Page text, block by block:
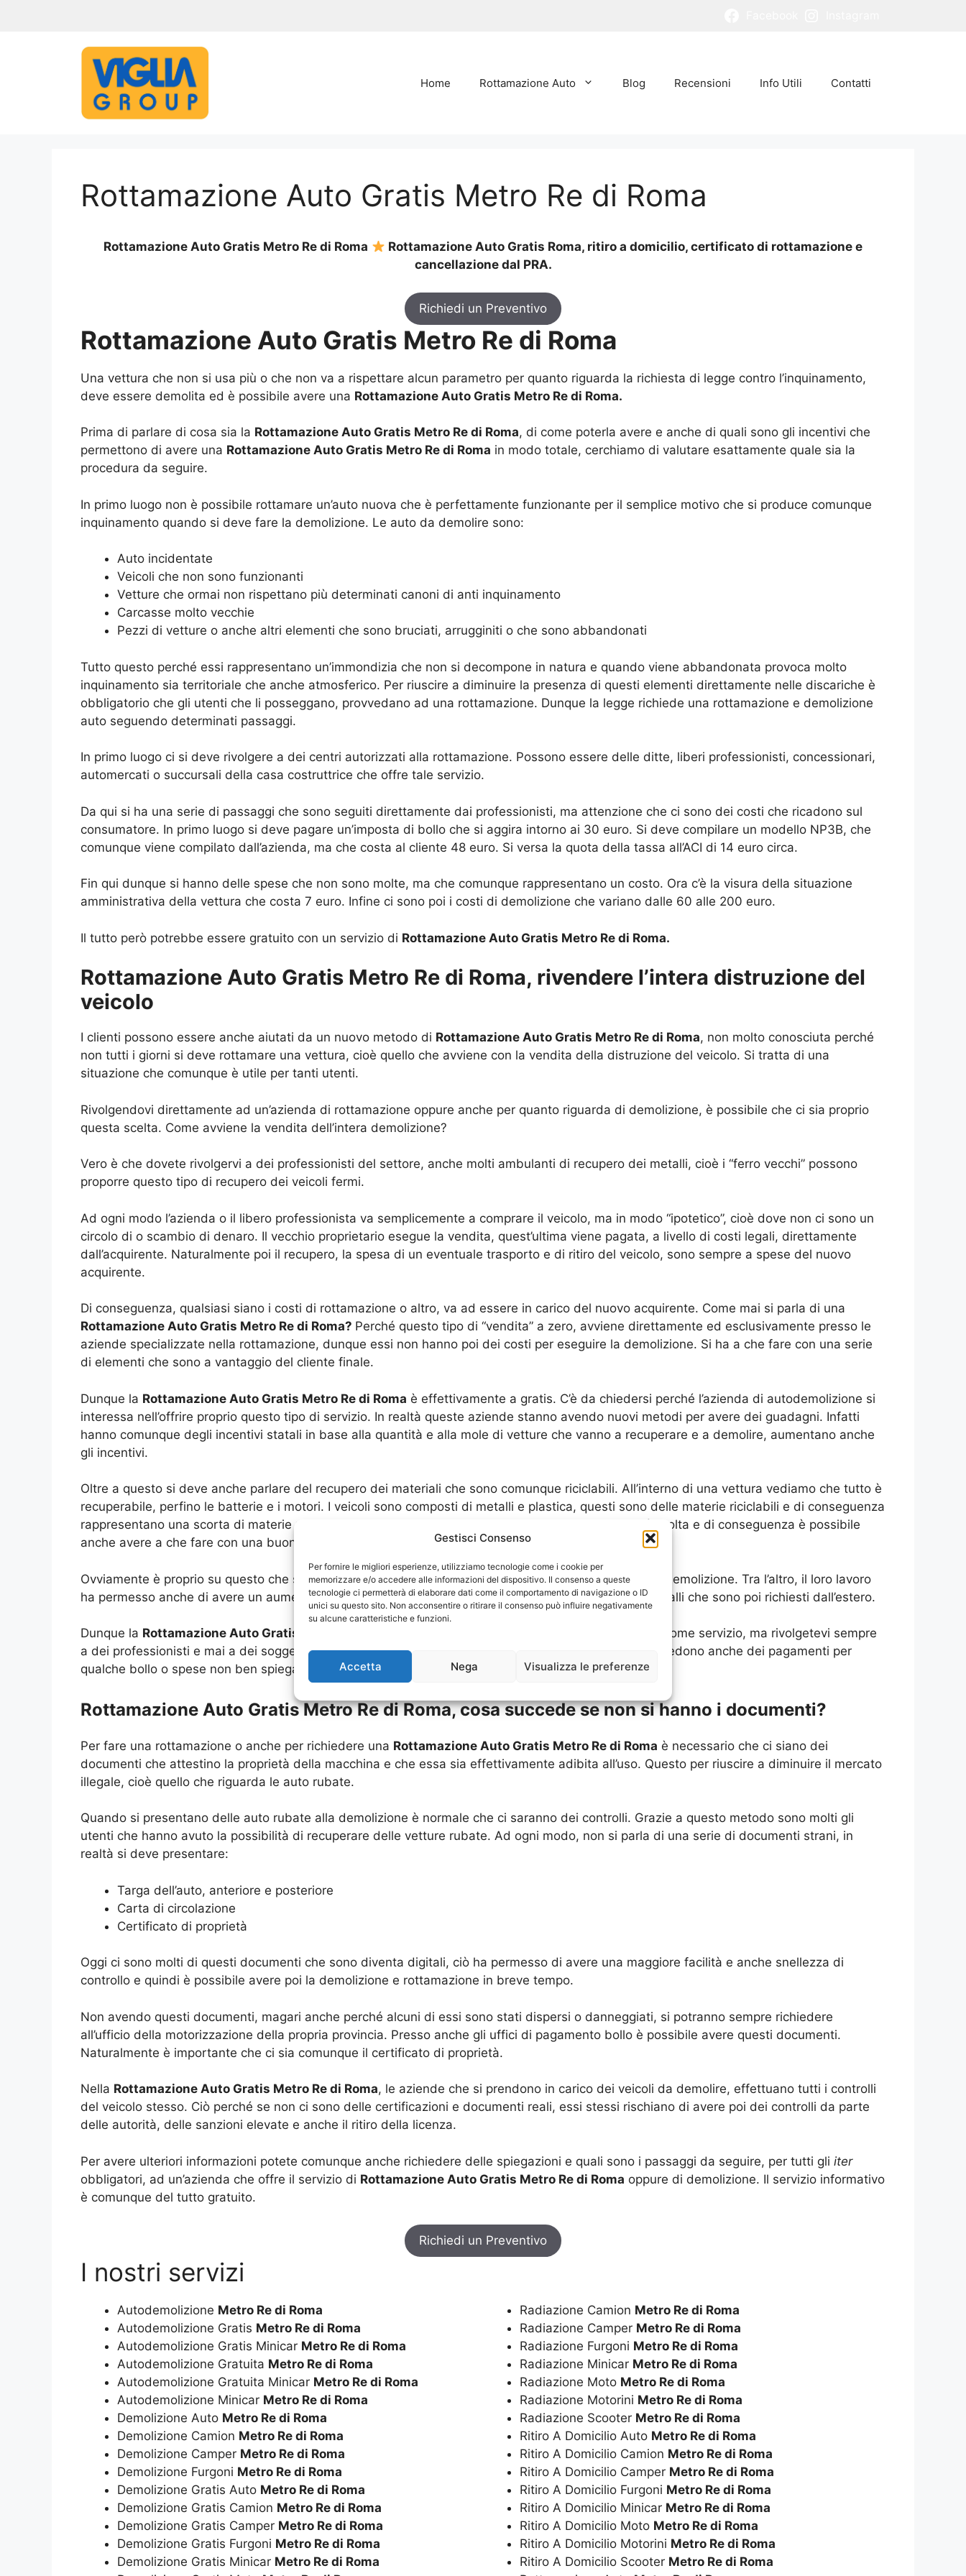
Gestisci Consenso
Per fornire le migliori esperienze, utilizziamo tecnologie come i cookie per
memorizzare e/o accedere alle informazioni del dispositivo. Il consenso a queste
tecnologie ci permetterà di elaborare dati come il comportamento di navigazione o ID
unici su questo sito. Non acconsentire o ritirare il consenso può influire negativamente
su alcune caratteristiche e funzioni.
Accetta Nega Visualizza le preferenze
Home Rottamazione Auto Blog Recensioni Info Utili Contatti
Rottamazione Auto Gratis Metro Re di Roma
Rottamazione Auto Gratis Metro Re di Roma
Rottamazione Auto Gratis Roma, ritiro a domicilio, certificato di rottamazione e
cancellazione dal PRA.
Richiedi un Preventivo
Rottamazione Auto Gratis Metro Re di Roma
Una vettura che non si usa più o che non va a rispettare alcun parametro per quanto riguarda la richiesta di legge contro l’inquinamento,
deve essere demolita ed è possibile avere una Rottamazione Auto Gratis Metro Re di Roma.
Prima di parlare di cosa sia la Rottamazione Auto Gratis Metro Re di Roma, di come poterla avere e anche di quali sono gli incentivi che
permettono di avere una Rottamazione Auto Gratis Metro Re di Roma in modo totale, cerchiamo di valutare esattamente quale sia la
procedura da seguire.
In primo luogo non è possibile rottamare un’auto nuova che è perfettamente funzionante per il semplice motivo che si produce comunque
inquinamento quando si deve fare la demolizione. Le auto da demolire sono:
Auto incidentate
Veicoli che non sono funzionanti
Vetture che ormai non rispettano più determinati canoni di anti inquinamento
Carcasse molto vecchie
Pezzi di vetture o anche altri elementi che sono bruciati, arrugginiti o che sono abbandonati
Tutto questo perché essi rappresentano un’immondizia che non si decompone in natura e quando viene abbandonata provoca molto
inquinamento sia territoriale che anche atmosferico. Per riuscire a diminuire la presenza di questi elementi direttamente nelle discariche è
obbligatorio che gli utenti che li posseggano, provvedano ad una rottamazione. Dunque la legge richiede una rottamazione e demolizione
auto seguendo determinati passaggi.
In primo luogo ci si deve rivolgere a dei centri autorizzati alla rottamazione. Possono essere delle ditte, liberi professionisti, concessionari,
automercati o succursali della casa costruttrice che offre tale servizio.
Da qui si ha una serie di passaggi che sono seguiti direttamente dai professionisti, ma attenzione che ci sono dei costi che ricadono sul
consumatore. In primo luogo si deve pagare un’imposta di bollo che si aggira intorno ai 30 euro. Si deve compilare un modello NP3B, che
comunque viene compilato dall’azienda, ma che costa al cliente 48 euro. Si versa la quota della tassa all’ACI di 14 euro circa.
Fin qui dunque si hanno delle spese che non sono molte, ma che comunque rappresentano un costo. Ora c’è la visura della situazione
amministrativa della vettura che costa 7 euro. Infine ci sono poi i costi di demolizione che variano dalle 60 alle 200 euro.
Il tutto però potrebbe essere gratuito con un servizio di Rottamazione Auto Gratis Metro Re di Roma.
Rottamazione Auto Gratis Metro Re di Roma, rivendere l’intera distruzione del
veicolo
I clienti possono essere anche aiutati da un nuovo metodo di Rottamazione Auto Gratis Metro Re di Roma, non molto conosciuta perché
non tutti i giorni si deve rottamare una vettura, cioè quello che avviene con la vendita della distruzione del veicolo. Si tratta di una
situazione che comunque è utile per tanti utenti.
Rivolgendovi direttamente ad un’azienda di rottamazione oppure anche per quanto riguarda di demolizione, è possibile che ci sia proprio
questa scelta. Come avviene la vendita dell’intera demolizione?
Vero è che dovete rivolgervi a dei professionisti del settore, anche molti ambulanti di recupero dei metalli, cioè i “ferro vecchi” possono
proporre questo tipo di recupero dei veicoli fermi.
Ad ogni modo l’azienda o il libero professionista va semplicemente a comprare il veicolo, ma in modo “ipotetico”, cioè dove non ci sono un
circolo di o scambio di denaro. Il vecchio proprietario esegue la vendita, quest’ultima viene pagata, a livello di costi legali, direttamente
dall’acquirente. Naturalmente poi il recupero, la spesa di un eventuale trasporto e di ritiro del veicolo, sono sempre a spese del nuovo
acquirente.
Di conseguenza, qualsiasi siano i costi di rottamazione o altro, va ad essere in carico del nuovo acquirente. Come mai si parla di una
Rottamazione Auto Gratis Metro Re di Roma? Perché questo tipo di “vendita” a zero, avviene direttamente ed esclusivamente presso le
aziende specializzate nella rottamazione, dunque essi non hanno poi dei costi per eseguire la demolizione. Si ha a che fare con una serie
di elementi che sono a vantaggio del cliente finale.
Dunque la Rottamazione Auto Gratis Metro Re di Roma è effettivamente a gratis. C’è da chiedersi perché l’azienda di autodemolizione si
interessa nell’offrire proprio questo tipo di servizio. In realtà queste aziende stanno avendo nuovi metodi per avere dei guadagni. Infatti
hanno comunque degli incentivi statali in base alla quantità e alla mole di vetture che vanno a recuperare e a demolire, aumentano anche
gli incentivi.
Oltre a questo si deve anche parlare del recupero dei materiali che sono comunque riciclabili. All’interno di una vettura vediamo che tutto è
recuperabile, perfino le batterie e i motori. I veicoli sono composti di metalli e plastica, questi sono delle materie riciclabili e di conseguenza
rappresentano una scorta di materie prime secondarie che hanno un florido mercato. La richiesta è molta e di conseguenza è possibile
anche avere a che fare con una buona rivalutazione economica per l’acquisto di veicoli da rottamare.
Ovviamente è proprio su questo che si riesce a garantire un valido introito da parte delle ditte di autodemolizione. Tra l’altro, il loro lavoro
ha permesso anche di avere un aumento delle esportazioni perché c’è una grande disponibilità di metalli che sono poi richiesti dall’estero.
Dunque la Rottamazione Auto Gratis Metro Re di Roma
è effettivamente qualcosa che si può avere come servizio, ma rivolgetevi sempre
a dei professionisti e mai a dei soggetti dubbi che comunque non possono darvi garanzie oppure richiedono anche dei pagamenti per
qualche bollo o spese non ben spiegate.
Rottamazione Auto Gratis Metro Re di Roma, cosa succede se non si hanno i documenti?
Per fare una rottamazione o anche per richiedere una Rottamazione Auto Gratis Metro Re di Roma è necessario che ci siano dei
documenti che attestino la proprietà della macchina e che essa sia effettivamente adibita all’uso. Questo per riuscire a diminuire il mercato
illegale, cioè quello che riguarda le auto rubate.
Quando si presentano delle auto rubate alla demolizione è normale che ci saranno dei controlli. Grazie a questo metodo sono molti gli
utenti che hanno avuto la possibilità di recuperare delle vetture rubate. Ad ogni modo, non si parla di una serie di documenti strani, in
realtà si deve presentare:
Targa dell’auto, anteriore e posteriore
Carta di circolazione
Certificato di proprietà
Oggi ci sono molti di questi documenti che sono diventa digitali, ciò ha permesso di avere una maggiore facilità e anche snellezza di
controllo e quindi è possibile avere poi la demolizione e rottamazione in breve tempo.
Non avendo questi documenti, magari anche perché alcuni di essi sono stati dispersi o danneggiati, si potranno sempre richiedere
all’ufficio della motorizzazione della propria provincia. Presso anche gli uffici di pagamento bollo è possibile avere questi documenti.
Naturalmente è importante che ci sia comunque il certificato di proprietà.
Nella Rottamazione Auto Gratis Metro Re di Roma, le aziende che si prendono in carico dei veicoli da demolire, effettuano tutti i controlli
del veicolo stesso. Ciò perché se non ci sono delle certificazioni e documenti reali, essi stessi rischiano di avere poi dei controlli da parte
delle autorità, delle sanzioni elevate e anche il ritiro della licenza.
Per avere ulteriori informazioni potete comunque anche richiedere delle spiegazioni e quali sono i passaggi da seguire, per tutti gli iter
obbligatori, ad un’azienda che offre il servizio di Rottamazione Auto Gratis Metro Re di Roma oppure di demolizione. Il servizio informativo
è comunque del tutto gratuito.
Richiedi un Preventivo
I nostri servizi
Autodemolizione Metro Re di Roma
Autodemolizione Gratis Metro Re di Roma
Autodemolizione Gratis Minicar Metro Re di Roma
Autodemolizione Gratuita Metro Re di Roma
Autodemolizione Gratuita Minicar Metro Re di Roma
Autodemolizione Minicar Metro Re di Roma
Demolizione Auto Metro Re di Roma
Demolizione Camion Metro Re di Roma
Demolizione Camper Metro Re di Roma
Demolizione Furgoni Metro Re di Roma
Demolizione Gratis Auto Metro Re di Roma
Demolizione Gratis Camion Metro Re di Roma
Demolizione Gratis Camper Metro Re di Roma
Demolizione Gratis Furgoni Metro Re di Roma
Demolizione Gratis Minicar Metro Re di Roma
Radiazione Camion Metro Re di Roma
Radiazione Camper Metro Re di Roma
Radiazione Furgoni Metro Re di Roma
Radiazione Minicar Metro Re di Roma
Radiazione Moto Metro Re di Roma
Radiazione Motorini Metro Re di Roma
Radiazione Scooter Metro Re di Roma
Ritiro A Domicilio Auto Metro Re di Roma
Ritiro A Domicilio Camion Metro Re di Roma
Ritiro A Domicilio Camper Metro Re di Roma
Ritiro A Domicilio Furgoni Metro Re di Roma
Ritiro A Domicilio Minicar Metro Re di Roma
Ritiro A Domicilio Moto Metro Re di Roma
Ritiro A Domicilio Motorini Metro Re di Roma
Ritiro A Domicilio Scooter Metro Re di Roma